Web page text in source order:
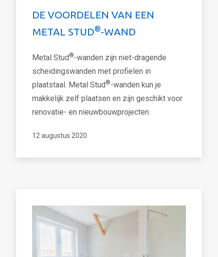
DE VOORDELEN VAN EEN
METAL STUD®-WAND
Metal Stud®-wanden zijn niet-dragende
scheidingswanden met profielen in
plaatstaal. Metal Stud®-wanden kun je
makkelijk zelf plaatsen en zijn geschikt voor
renovatie- en nieuwbouwprojecten.
12 augustus 2020